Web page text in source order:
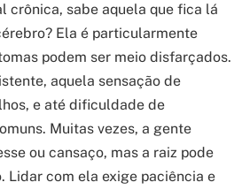
crônica, sabe aquela que fica lá
Ela é particularmente
podem ser meio disfarçados.
aquela sensação de
e até dificuldade de
Muitas vezes, a gente
ou cansaço, mas a raiz pode
Lidar com ela exige paciência e